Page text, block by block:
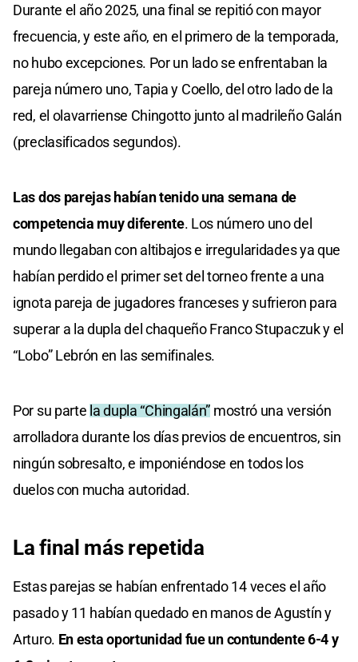
Durante el año 2025, una final se repitió con mayor
frecuencia, y este año, en el primero de la temporada,
no hubo excepciones. Por un lado se enfrentaban la
pareja número uno, Tapia y Coello, del otro lado de la
red, el olavarriense Chingotto junto al madrileño Galán
(preclasificados segundos).
Las dos parejas habían tenido una semana de
competencia muy diferente. Los número uno del
mundo llegaban con altibajos e irregularidades ya que
habían perdido el primer set del torneo frente a una
ignota pareja de jugadores franceses y sufrieron para
superar a la dupla del chaqueño Franco Stupaczuk y el
“Lobo” Lebrón en las semifinales.
Por su parte la dupla “Chingalán” mostró una versión
arrolladora durante los días previos de encuentros, sin
ningún sobresalto, e imponiéndose en todos los
duelos con mucha autoridad.
La final más repetida
Estas parejas se habían enfrentado 14 veces el año
pasado y 11 habían quedado en manos de Agustín y
Arturo. En esta oportunidad fue un contundente 6-4 y